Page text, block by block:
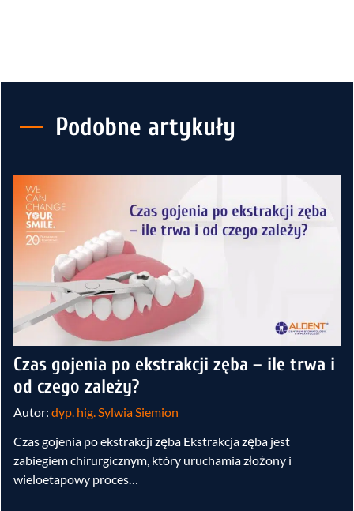
Podobne artykuły
Czas gojenia po ekstrakcji zęba – ile trwa i
od czego zależy?
Autor: dyp. hig. Sylwia Siemion
Czas gojenia po ekstrakcji zęba Ekstrakcja zęba jest
zabiegiem chirurgicznym, który uruchamia złożony i
wieloetapowy proces…